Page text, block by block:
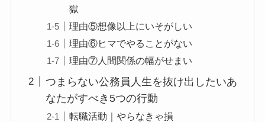
獄
理由⑤想像以上にいそがしい
理由⑥ヒマでやることがない
理由⑦人間関係の幅がせまい
つまらない公務員人生を抜け出したいあ
なたがすべき5つの行動
転職活動｜やらなきゃ損